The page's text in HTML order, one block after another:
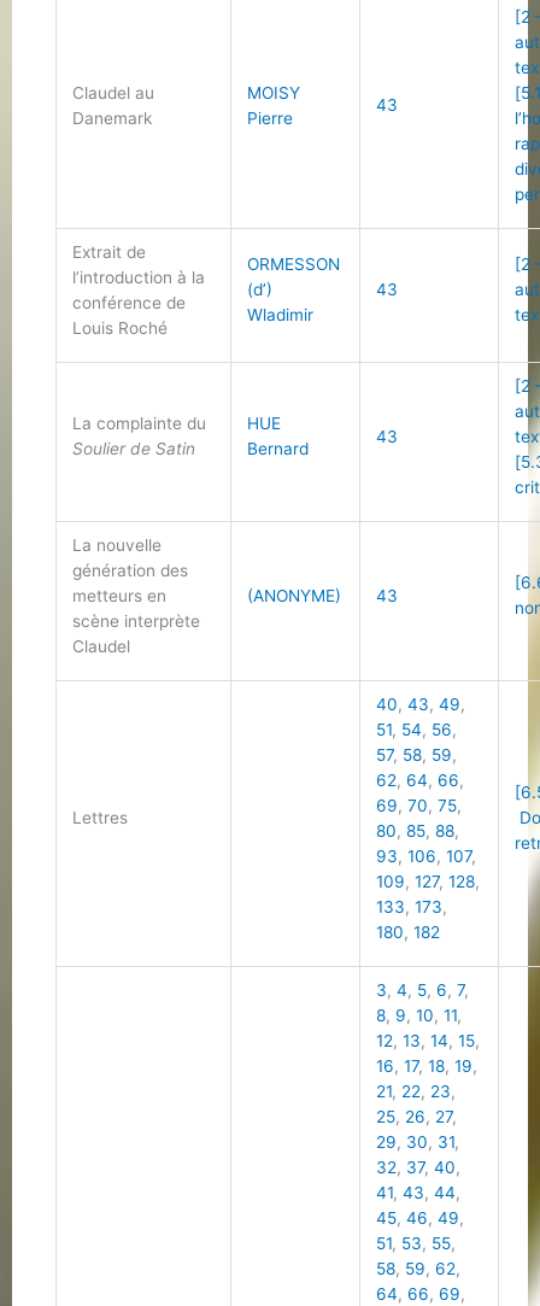
Claudel au
Danemark
MOISY
Pierre
43
[2
Extrait de
l’introduction à la
conférence de
Louis Roché
ORMESSON
(d’)
Wladimir
43
[2
La complainte du
Soulier de Satin
HUE
Bernard
43
[2
La nouvelle
génération des
metteurs en
scène interprète
Claudel
(ANONYME) 43
Lettres
40,43,49,
51, 54, 56,
57, 58, 59,
62,64,66,
69,70,75,
80,85,88,
93,106,107,
109,127,128,
133,173,
180,182
3,4, 5,6,7,
8, 9,10,11,
12,13,14,15,
16,17,18,19,
21, 22, 23,
25, 26, 27,
29, 30, 31,
32, 37,40,
41,43,44,
45,46,49,
51, 53, 55,
58, 59,62,
64,66,69,